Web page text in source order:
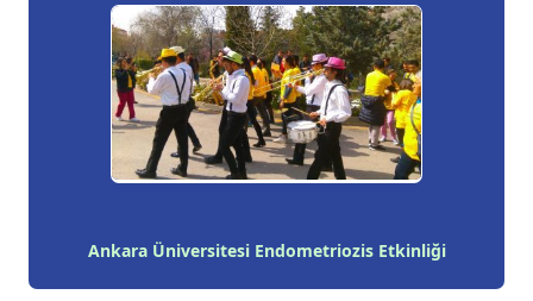
Ankara Üniversitesi Endometriozis Etkinliği